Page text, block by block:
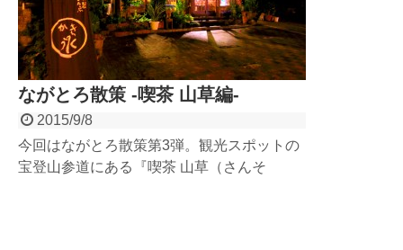
ながとろ散策 -喫茶 山草編-
2015/9/8
今回はながとろ散策第3弾。観光スポットの
宝登山参道にある『喫茶 山草（さんそ